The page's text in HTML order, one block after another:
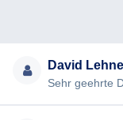
David